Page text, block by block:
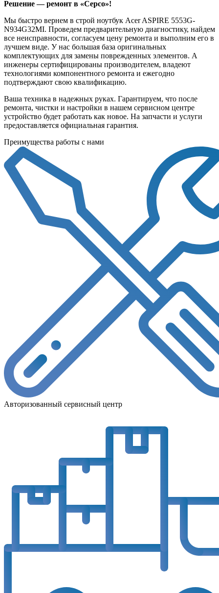
Решение — ремонт в «Серсо»!
Мы быстро вернем в строй ноутбук Acer ASPIRE 5553G-
N934G32MI. Проведем предварительную диагностику, найдем
все неисправности, согласуем цену ремонта и выполним его в
лучшем виде. У нас большая база оригинальных
комплектующих для замены поврежденных элементов. А
инженеры сертифицированы производителем, владеют
технологиями компонентного ремонта и ежегодно
подтверждают свою квалификацию.
Ваша техника в надежных руках. Гарантируем, что после
ремонта, чистки и настройки в нашем сервисном центре
устройство будет работать как новое. На запчасти и услуги
предоставляется официальная гарантия.
Преимущества работы с нами
Авторизованный сервисный центр